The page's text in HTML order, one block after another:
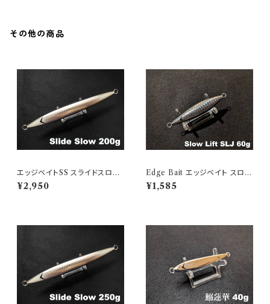
その他の商品
エッジベイトSS スライドスロー
200g Black Edge Glow
¥2,950
Edge Bait エッジベイト スロー
リフトSLJ 60g Authentic Bai
t
¥1,585